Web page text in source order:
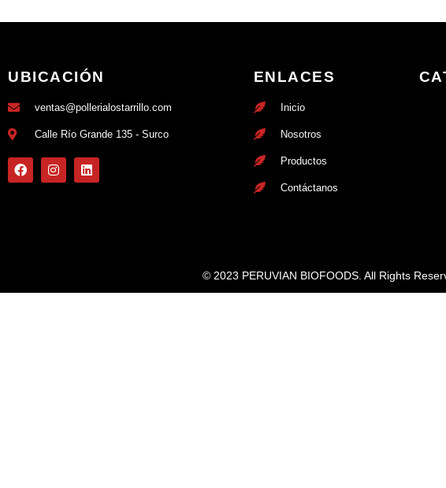
UBICACIÓN
ventas@pollerialostarrillo.com
Calle Río Grande 135 - Surco
ENLACES
Inicio
Nosotros
Productos
Contáctanos
© 2023 PERUVIAN BIOFOODS. All Rights